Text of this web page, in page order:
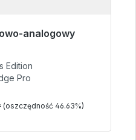
analogowy
wysyłki, czas
€
Edition
Pro
(oszczędność 46.63%)